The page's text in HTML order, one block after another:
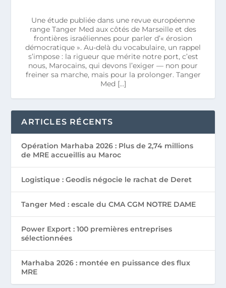
Une étude publiée dans une revue européenne
range Tanger Med aux côtés de Marseille et des
frontières israéliennes pour parler d’« érosion
démocratique ». Au-delà du vocabulaire, un rappel
s’impose : la rigueur que mérite notre port, c’est
nous, Marocains, qui devons l’exiger — non pour
freiner sa marche, mais pour la prolonger. Tanger
Med […]
ARTICLES RÉCENTS
Opération Marhaba 2026 : Plus de 2,74 millions
de MRE accueillis au Maroc
Logistique : Geodis négocie le rachat de Deret
Tanger Med : escale du CMA CGM NOTRE DAME
Power Export : 100 premières entreprises
sélectionnées
Marhaba 2026 : montée en puissance des flux
MRE